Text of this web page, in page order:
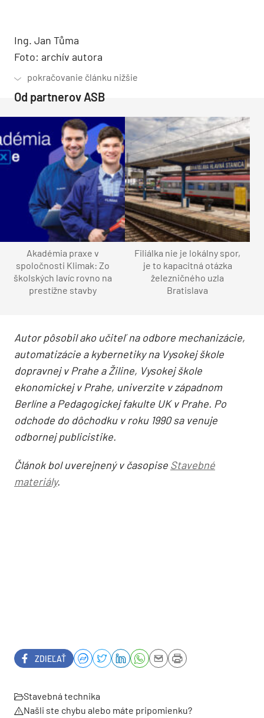
Ing. Jan Tůma
Foto: archív autora
Od partnerov ASB
Akadémia praxe v
spoločnosti Klimak: Zo
školských lavíc rovno na
prestížne stavby
Filiálka nie je lokálny spor,
je to kapacitná otázka
železničného uzla
Bratislava
Autor pôsobil ako učiteľ na odbore mechanizácie,
automatizácie a kybernetiky na Vysokej škole
dopravnej v Prahe a Žiline, Vysokej škole
ekonomickej v Prahe, univerzite v západnom
Berlíne a Pedagogickej fakulte UK v Prahe. Po
odchode do dôchodku v roku 1990 sa venuje
odbornej publicistike.
Článok bol uverejnený v časopise Stavebné
materiály.
ZDIEĽAŤ
Stavebná technika
Našli ste chybu alebo máte pripomienku?